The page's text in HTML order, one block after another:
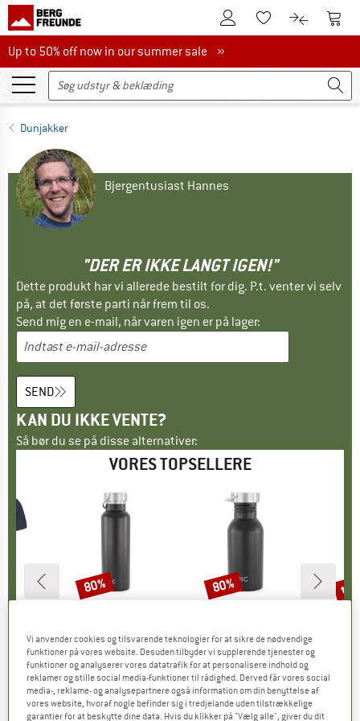
Til kundekontoenTil huskesedlen.
Til Til
Up to 50% off now in our summer sale
Up to 50% off now in our summer sale »
Dunjakker
Bjergentusiast Hannes
"DER ER IKKE LANGT IGEN!"
Dette produkt har vi allerede bestilt for dig. P.t. venter vi selv
på, at det første parti når frem til os.
Send mig en e-mail, når varen igen er på lager:
SEND
KAN DU IKKE VENTE?
Så bør du se på disse alternativer:
VORES TOPSELLERE
pris
€
4
116)
Produktgruppe
Termoflaske
Pris
24,95 € Nedsat pris
fra 4,99 €
4,6(20)
Rabat
80%
Produktgruppe
Drikkeflaske
Pris
15,95 €Nedsat pris
3,19 €
4,2(16)
Rabat
80% til
Vi anvender cookies og tilsvarende teknologier for at sikre de nødvendige
funktioner på vores website. Desuden tilbyder vi supplerende tjenester og
funktioner og analyserer vores datatrafik for at personalisere indhold og
reklamer og stille social media-funktioner til rådighed. Derved får vores social
media-, reklame- og analysepartnere også information om din benyttelse af
vores website, hvoraf nogle befinder sig i tredjelande uden tilstrækkelige
garantier for at beskytte dine data. Hvis du klikker på "Vælg alle", giver du dit